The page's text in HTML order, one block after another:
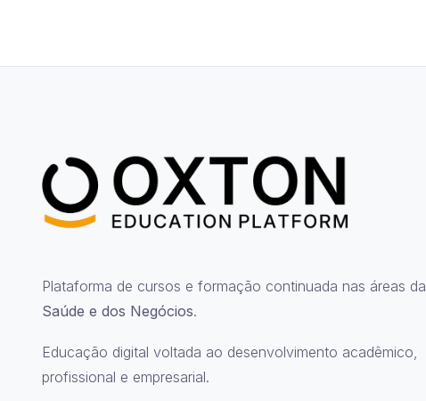
Plataforma de cursos e formação continuada nas áreas da
Saúde e dos Negócios.
Educação digital voltada ao desenvolvimento acadêmico,
profissional e empresarial.